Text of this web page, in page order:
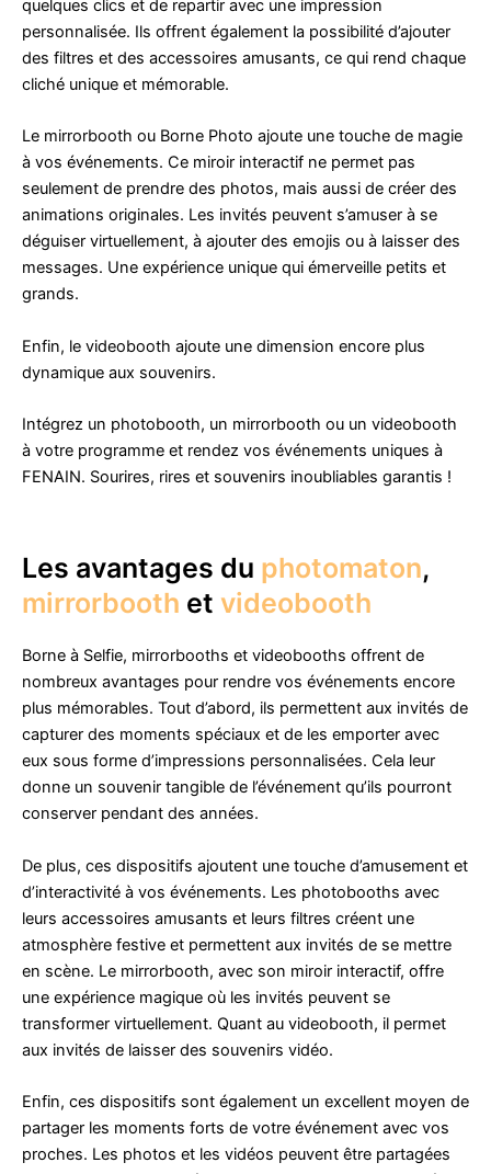
quelques clics et de repartir avec une impression
personnalisée. Ils offrent également la possibilité d’ajouter
des filtres et des accessoires amusants, ce qui rend chaque
cliché unique et mémorable.
Le mirrorbooth ou Borne Photo ajoute une touche de magie
à vos événements. Ce miroir interactif ne permet pas
seulement de prendre des photos, mais aussi de créer des
animations originales. Les invités peuvent s’amuser à se
déguiser virtuellement, à ajouter des emojis ou à laisser des
messages. Une expérience unique qui émerveille petits et
grands.
Enfin, le videobooth ajoute une dimension encore plus
dynamique aux souvenirs.
Intégrez un photobooth, un mirrorbooth ou un videobooth
à votre programme et rendez vos événements uniques à
FENAIN. Sourires, rires et souvenirs inoubliables garantis !
Les avantages du photomaton,
mirrorbooth et videobooth
Borne à Selfie, mirrorbooths et videobooths offrent de
nombreux avantages pour rendre vos événements encore
plus mémorables. Tout d’abord, ils permettent aux invités de
capturer des moments spéciaux et de les emporter avec
eux sous forme d’impressions personnalisées. Cela leur
donne un souvenir tangible de l’événement qu’ils pourront
conserver pendant des années.
De plus, ces dispositifs ajoutent une touche d’amusement et
d’interactivité à vos événements. Les photobooths avec
leurs accessoires amusants et leurs filtres créent une
atmosphère festive et permettent aux invités de se mettre
en scène. Le mirrorbooth, avec son miroir interactif, offre
une expérience magique où les invités peuvent se
transformer virtuellement. Quant au videobooth, il permet
aux invités de laisser des souvenirs vidéo.
Enfin, ces dispositifs sont également un excellent moyen de
partager les moments forts de votre événement avec vos
proches. Les photos et les vidéos peuvent être partagées